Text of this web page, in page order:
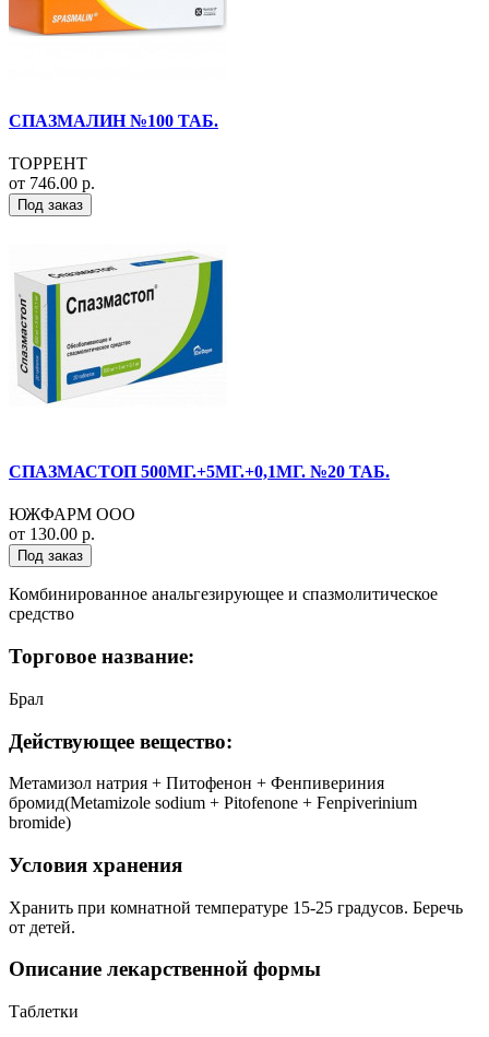
СПАЗМАЛИН №100 ТАБ.
ТОРРЕНТ
от 746.00 р.
Под заказ
СПАЗМАСТОП 500МГ.+5МГ.+0,1МГ. №20 ТАБ.
ЮЖФАРМ ООО
от 130.00 р.
Под заказ
Комбинированное анальгезирующее и спазмолитическое
средство
Торговое название:
Брал
Действующее вещество:
Метамизол натрия + Питофенон + Фенпивериния
бромид(Metamizole sodium + Pitofenone + Fenpiverinium
bromide)
Условия хранения
Хранить при комнатной температуре 15-25 градусов. Беречь
от детей.
Описание лекарственной формы
Таблетки